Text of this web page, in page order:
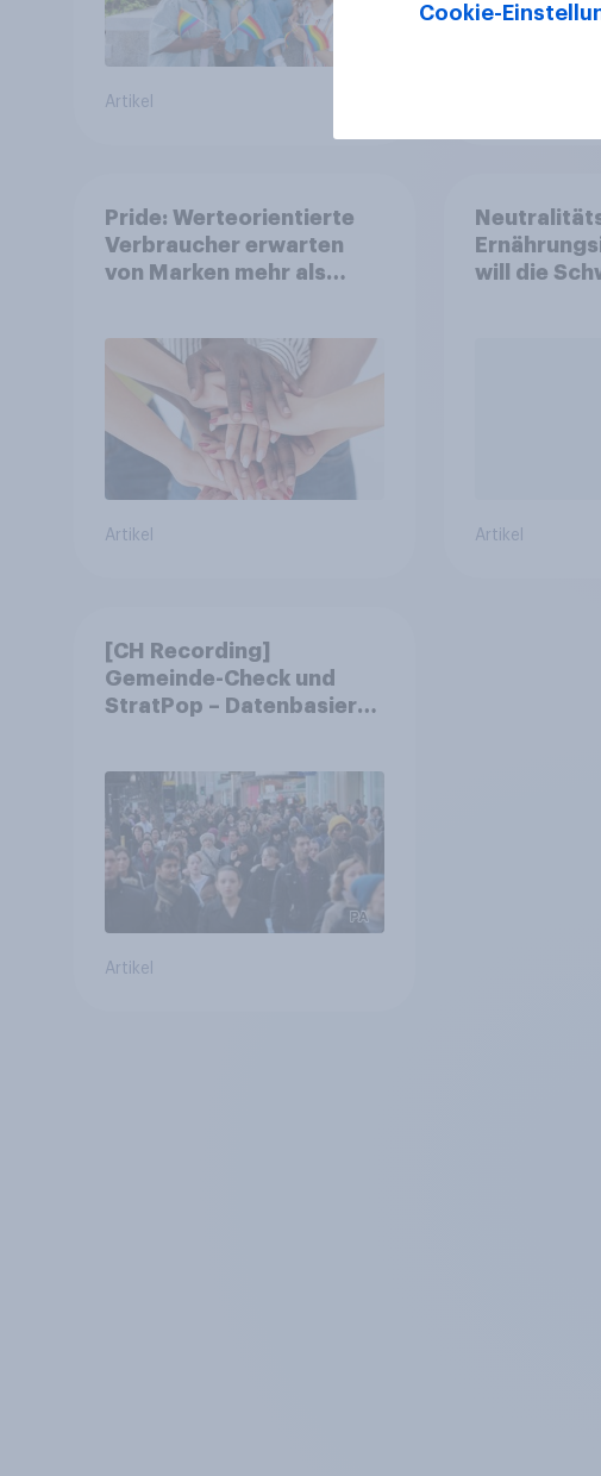
Artikel
Pride: Werteorientierte
Verbraucher erwarten
von Marken mehr als
Artikel
will die
Artikel
[CH Recording]
Gemeinde-Check und
StratPop – Datenbasierte
Artikel
Cookie-